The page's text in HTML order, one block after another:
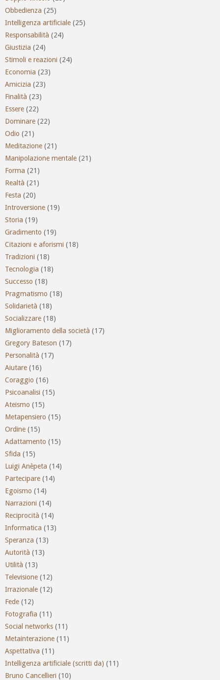
Obbedienza (25)
Intelligenza artificiale (25)
Responsabilità (24)
Giustizia (24)
Stimoli e reazioni (24)
Economia (23)
Amicizia (23)
Finalità (23)
Essere (22)
Dominare (22)
Odio (21)
Meditazione (21)
Manipolazione mentale (21)
Forma (21)
Realtà (21)
Festa (20)
Introversione (19)
Storia (19)
Gradimento (19)
Citazioni e aforismi (18)
Tradizioni (18)
Tecnologia (18)
Successo (18)
Pragmatismo (18)
Solidarietà (18)
Socializzare (18)
Miglioramento della società (17)
Gregory Bateson (17)
Personalità (17)
Aiutare (16)
Coraggio (16)
Psicoanalisi (15)
Ateismo (15)
Metapensiero (15)
Ordine (15)
Adattamento (15)
Sfida (15)
Luigi Anèpeta (14)
Partecipare (14)
Egoismo (14)
Narrazioni (14)
Reciprocità (14)
Informatica (13)
Speranza (13)
Autorità (13)
Utilità (13)
Televisione (12)
Irrazionale (12)
Fede (12)
Fotografia (11)
Social networks (11)
Metainterazione (11)
Aspettativa (11)
Intelligenza artificiale (scritti da) (11)
Bruno Cancellieri (10)